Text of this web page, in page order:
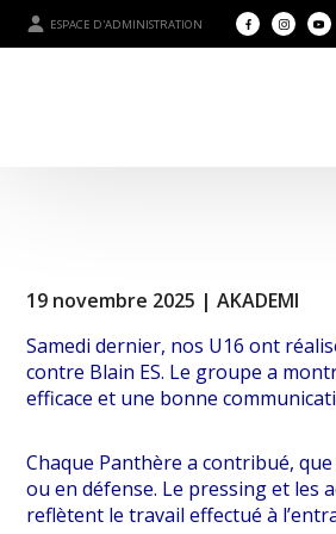
ESPACE D'ADMINISTRATION
19 novembre 2025 |AKADEMI
Samedi dernier, nos U16 ont
contre Blain ES. Le groupe a
efficace et une bonne
Chaque Panthère a contribué,
ou en défense. Le pressing et les
reflètent le travail effectué à